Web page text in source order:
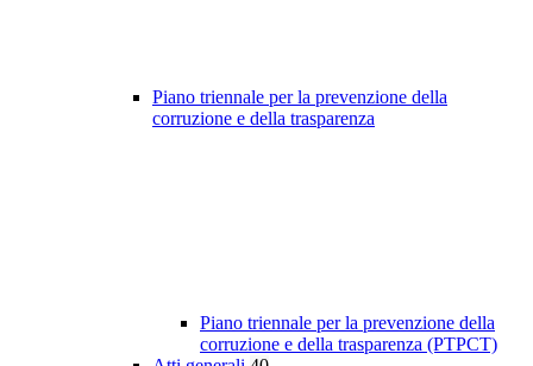
Piano triennale per la prevenzione della
corruzione e della trasparenza
Piano triennale per la prevenzione della
corruzione e della trasparenza (PTPCT)